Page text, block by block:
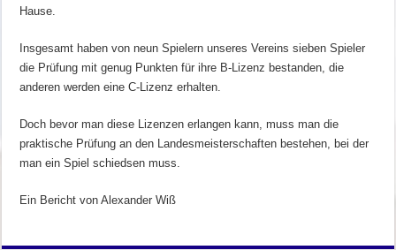
Hause.
Insgesamt haben von neun Spielern unseres Vereins sieben Spieler
die Prüfung mit genug Punkten für ihre B-Lizenz bestanden, die
anderen werden eine C-Lizenz erhalten.
Doch bevor man diese Lizenzen erlangen kann, muss man die
praktische Prüfung an den Landesmeisterschaften bestehen, bei der
man ein Spiel schiedsen muss.
Ein Bericht von Alexander Wiß